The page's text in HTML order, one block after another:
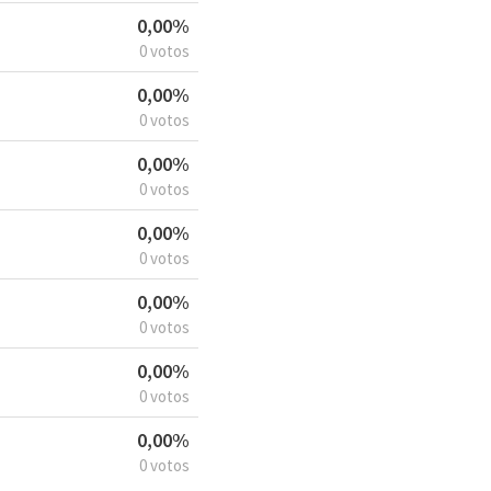
0,00%
0 votos
0,00%
0 votos
0,00%
0 votos
0,00%
0 votos
0,00%
0 votos
0,00%
0 votos
0,00%
0 votos